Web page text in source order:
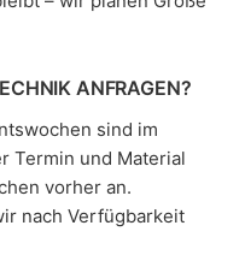
ANFRAGEN?
sind im
Termin und Material
vorher an.
nach Verfügbarkeit